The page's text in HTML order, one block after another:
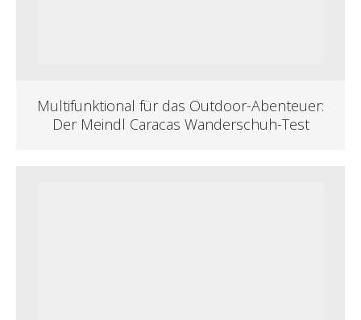
Multifunktional für das Outdoor-Abenteuer:
Der Meindl Caracas Wanderschuh-Test